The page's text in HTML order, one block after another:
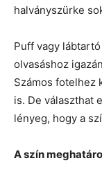
halványszürke
Puff vagy
olvasáshoz
Számos fotelhez
is. De választhat
lényeg, hogy a
A szín